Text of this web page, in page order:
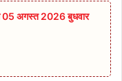
05 अगस्त 2026 बुधवार